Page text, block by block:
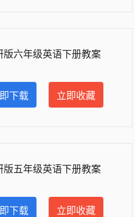
版六年级英语下册教案
下载 立即收藏
版五年级英语下册教案
下载 立即收藏